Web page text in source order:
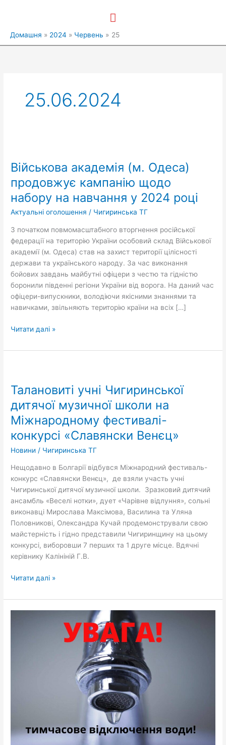
Головне
меню
Домашня 2024 Червень 25
25.06.2024
Військова академія (м. Одеса)
продовжує кампанію щодо
набору на навчання у 2024 році
Актуальні оголошення / Чигиринська ТГ
З початком повмомасштабного вторгнення російської
федерації на територію України особовий склад Військової
академії (м. Одеса) став на захист території цілісності
держави та українського народу. За час виконання
бойових завдань майбутні офіцери з честю та гідністю
боронили південні регіони України від ворога. На даний час
офіцери-випускники, володіючи якісними знаннями та
навичками, звільняють територію країни на всіх […]
(м.
продовжує
кампанію
щодо
на
навчання
у
2024
році
Читати далі »
Талановиті учні Чигиринської
дитячої музичної школи на
Міжнародному фестивалі-
конкурсі «Славянски Венєц»
Новини / Чигиринська ТГ
Нещодавно в Болгарії відбувся Міжнародний фестиваль-
конкурс «Славянски Венєц», де взяли участь учні
Чигиринської дитячої музичної школи. Зразковий дитячий
ансамбль «Веселі нотки», дует «Чарівне відлуння», сольні
виконавці Мирослава Максімова, Василина та Уляна
Половникові, Олександра Кучай продемонстрували свою
майстерність і гідно представили Чигиринщину на цьому
конкурсі, виборовши 7 перших та 1 друге місце. Вдячні
керівнику Калініній Г.В.
Чигиринської
музичної
школи
на
Міжнародному
фестивалі-
конкурсі
«Славянски
Венєц»
Читати далі »